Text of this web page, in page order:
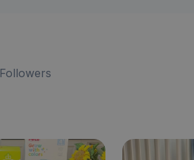
Followers